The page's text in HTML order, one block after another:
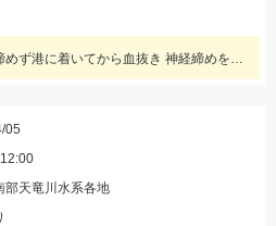
釣ったサカナはすぐに締めず港に着いてから血抜き 神経締めをしますので旨さ 食感が違い過ぎますッ‼︎
05
部天竜川水系各地